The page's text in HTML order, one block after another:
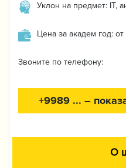
Уклон на предмет: IT,
Цена за академ год:
Звоните по телефону:
+9989 ... –
О